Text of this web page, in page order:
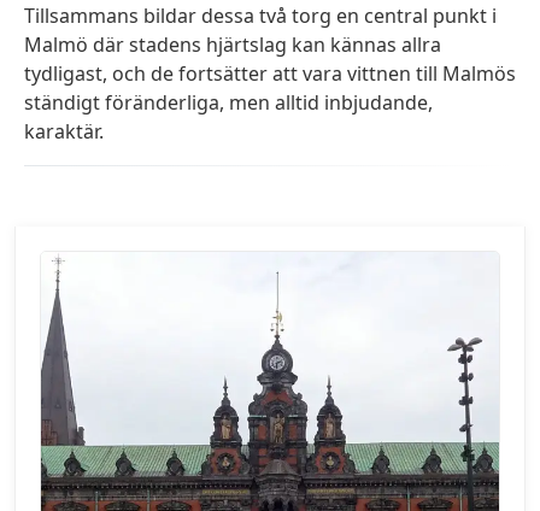
Tillsammans bildar dessa två torg en central punkt i
Malmö där stadens hjärtslag kan kännas allra
tydligast, och de fortsätter att vara vittnen till Malmös
ständigt föränderliga, men alltid inbjudande,
karaktär.